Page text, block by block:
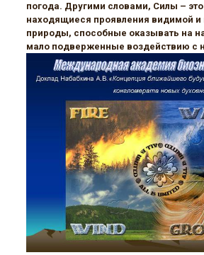
погода. Другими словами, Силы –
находящиеся проявления видимой
природы, способные оказывать на
мало подверженные воздействию с